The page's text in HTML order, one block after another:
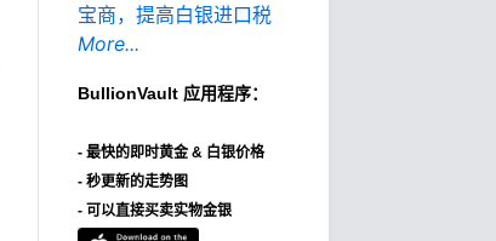
宝商，提高白银进口税
More...
BullionVault 应用程序：
- 最快的即时黄金 & 白银价格
- 秒更新的走势图
- 可以直接买卖实物金银